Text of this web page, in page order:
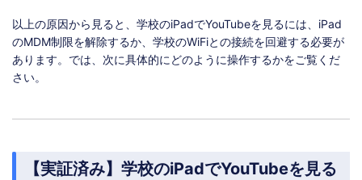
以上の原因から見ると、学校のiPadでYouTubeを見るには、iPad
のMDM制限を解除するか、学校のWiFiとの接続を回避する必要が
あります。では、次に具体的にどのように操作するかをご覧くだ
さい。
【実証済み】学校のiPadでYouTubeを見る